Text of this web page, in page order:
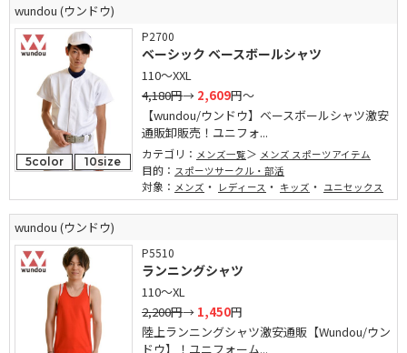
wundou (ウンドウ)
5color 10size
P2700
ベーシック ベースボールシャツ
110～XXL
4,180円→ 2,609円～
【wundou/ウンドウ】ベースボールシャツ激安
通販卸販売！ユニフォ...
カテゴリ： メンズ一覧 メンズ スポーツアイテム
目的： スポーツサークル・部活
対象： メンズ ・ レディース ・ キッズ ・ ユニセックス
wundou (ウンドウ)
P5510
ランニングシャツ
110～XL
2,200円→ 1,450円
陸上ランニングシャツ激安通販【Wundou/ウン
ドウ】！ユニフォーム...